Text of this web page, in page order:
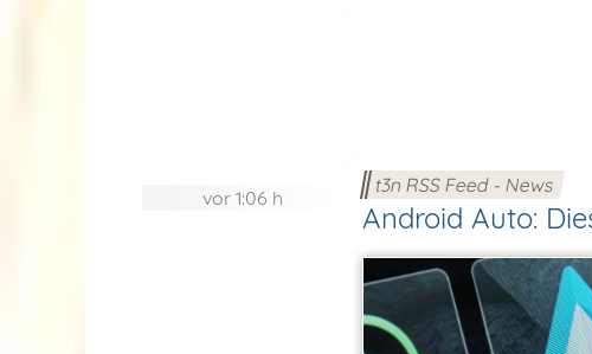
vor 1:06 h
t3n RSS Feed - News
Android Auto: